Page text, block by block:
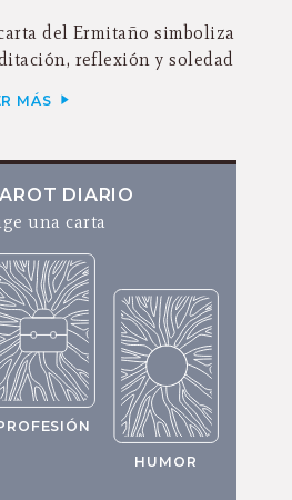
del Ermitaño simboliza
reflexión y soledad
MÁS
DIARIO
una carta
HUMOR